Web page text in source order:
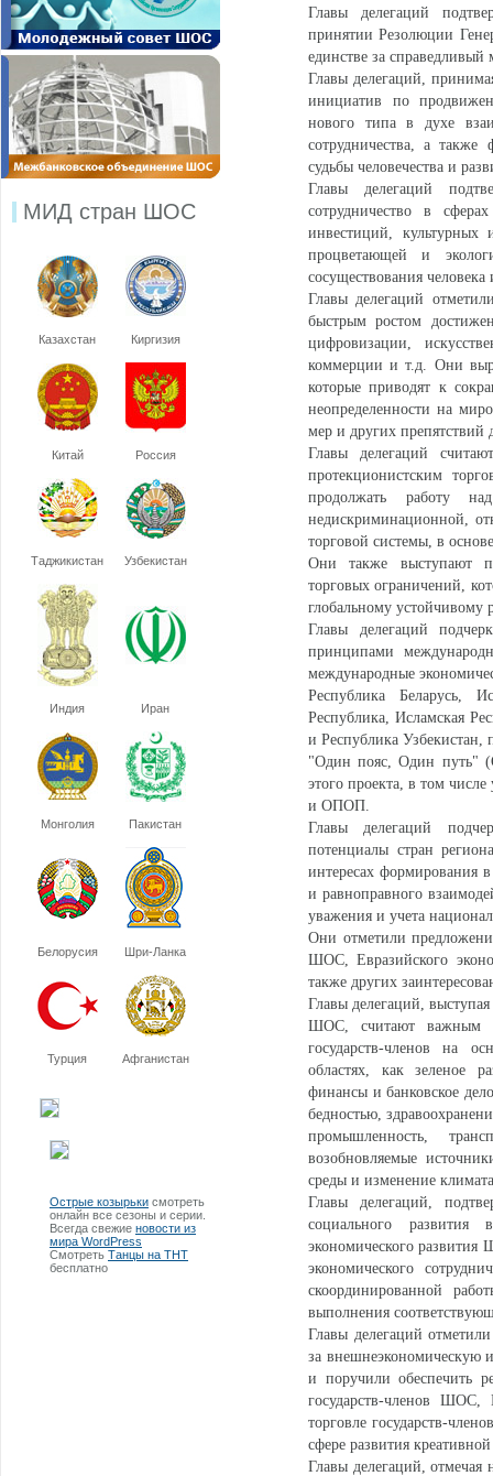
МИД стран ШОС
Казахстан Киргизия
Китай Россия
Таджикистан Узбекистан
Индия Иран
Монголия Пакистан
Белорусия Шри-Ланка
Турция Афганистан
Острые козырьки смотреть
онлайн все сезоны и серии.
Всегда свежие новости из
мира WordPress
Смотреть Танцы на ТНТ
бесплатно
Главы делегаций
принятии Резолюции
единстве за справедливый
Главы делегаций,
инициатив по
нового типа в духе
сотрудничества, а
судьбы человечества и
Главы делегаций
сотрудничество в
инвестиций, культурных
процветающей и
сосуществования
Главы делегаций
быстрым ростом
цифровизации,
коммерции и т.д. Они
которые приводят к
неопределенности на
мер и других препятствий
Главы делегаций
протекционистским
продолжать работу
недискриминационной,
торговой системы, в
Они также выступают
торговых ограничений,
глобальному устойчивому
Главы делегаций
принципами
международные
Республика Беларусь,
Республика, Исламская
и Республика
"Один пояс, Один путь"
этого проекта, в том
и ОПОП.
Главы делегаций
потенциалы стран
интересах формирования
и равноправного
уважения и учета
Они отметили
ШОС, Евразийского
также других
Главы делегаций,
ШОС, считают важным
государств-членов на
областях, как зеленое
финансы и банковское
бедностью,
промышленность,
возобновляемые
среды и изменение
Главы делегаций,
социального
экономического
экономического
скоординированной
выполнения
Главы делегаций
за внешнеэкономическую
и поручили обеспечить
государств-членов ШОС,
торговле государств-
сфере развития
Главы делегаций, отмечая